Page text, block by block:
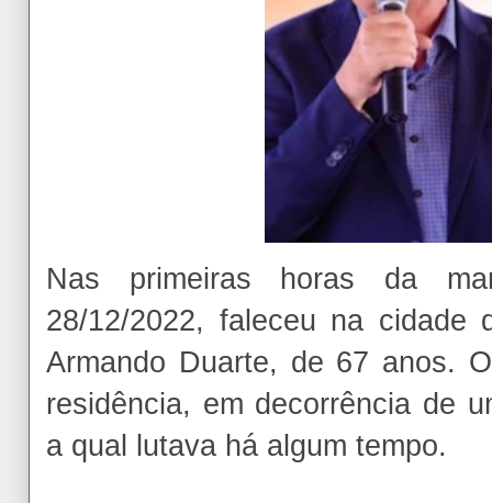
Nas primeiras horas da
28/12/2022, faleceu na cidade
Armando Duarte, de 67 anos.
residência, em decorrência de
a qual lutava há algum tempo.